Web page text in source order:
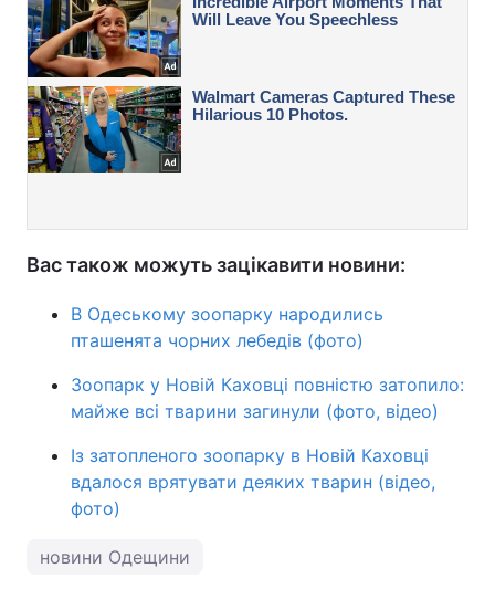
Вас також можуть зацікавити новини:
В Одеському зоопарку народились
пташенята чорних лебедів (фото)
Зоопарк у Новій Каховці повністю затопило:
майже всі тварини загинули (фото, відео)
Із затопленого зоопарку в Новій Каховці
вдалося врятувати деяких тварин (відео,
фото)
новини Одещини